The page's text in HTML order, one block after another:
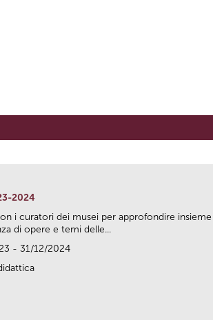
2024
i curatori dei musei per approfondire insieme
di opere e temi delle...
- 31/12/2024